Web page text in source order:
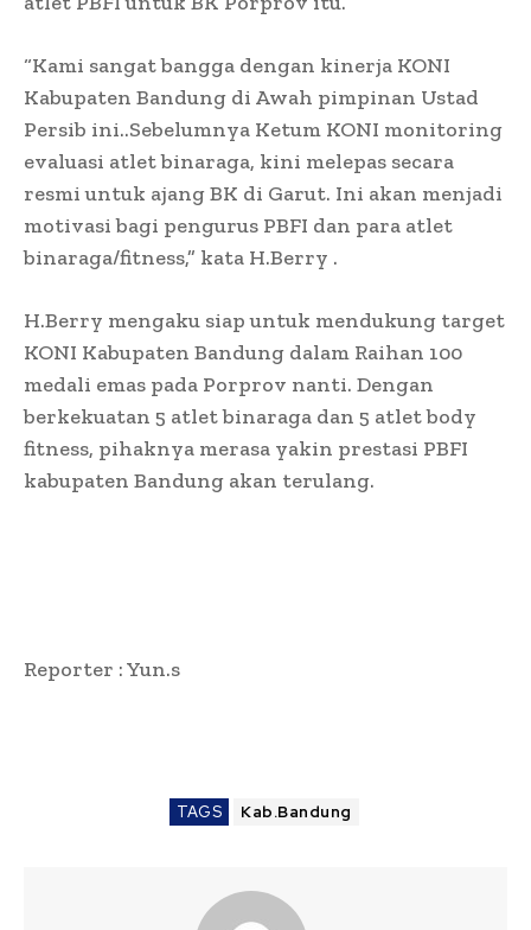
“Kami sangat bangga dengan kinerja KONI
Kabupaten Bandung di Awah pimpinan Ustad
Persib ini..Sebelumnya Ketum KONI monitoring
evaluasi atlet binaraga, kini melepas secara
resmi untuk ajang BK di Garut. Ini akan menjadi
motivasi bagi pengurus PBFI dan para atlet
binaraga/fitness,” kata H.Berry .
H.Berry mengaku siap untuk mendukung target
KONI Kabupaten Bandung dalam Raihan 100
medali emas pada Porprov nanti. Dengan
berkekuatan 5 atlet binaraga dan 5 atlet body
fitness, pihaknya merasa yakin prestasi PBFI
kabupaten Bandung akan terulang.
Reporter : Yun.s
TAGS Kab.Bandung